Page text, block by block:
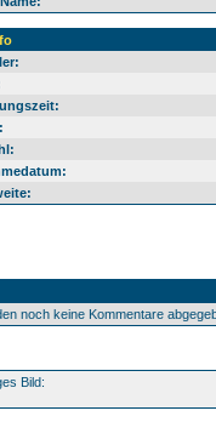
noch keine Kommentare
Bild: